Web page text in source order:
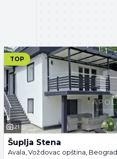
TOP
21
Šuplja Stena
Avala, Voždovac opština, Beograd